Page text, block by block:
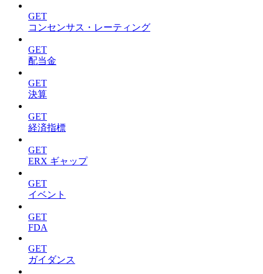
GET
コンセンサス・レーティング
GET
配当金
GET
決算
GET
経済指標
GET
ERX ギャップ
GET
イベント
GET
FDA
GET
ガイダンス